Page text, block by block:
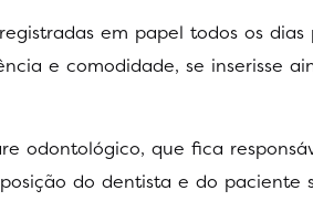
em papel todos os dias
e comodidade, se inserisse
odontológico, que fica
do dentista e do paciente